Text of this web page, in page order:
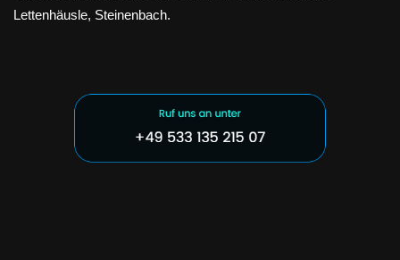
Lettenhäusle, Steinenbach.